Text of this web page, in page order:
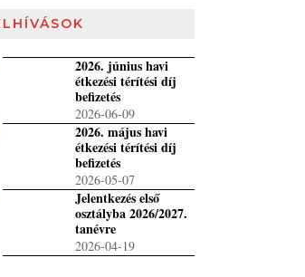
2026. június havi
étkezési térítési díj
befizetés
2026-06-09
2026. május havi
étkezési térítési díj
befizetés
2026-05-07
Jelentkezés első
osztályba 2026/2027.
tanévre
2026-04-19